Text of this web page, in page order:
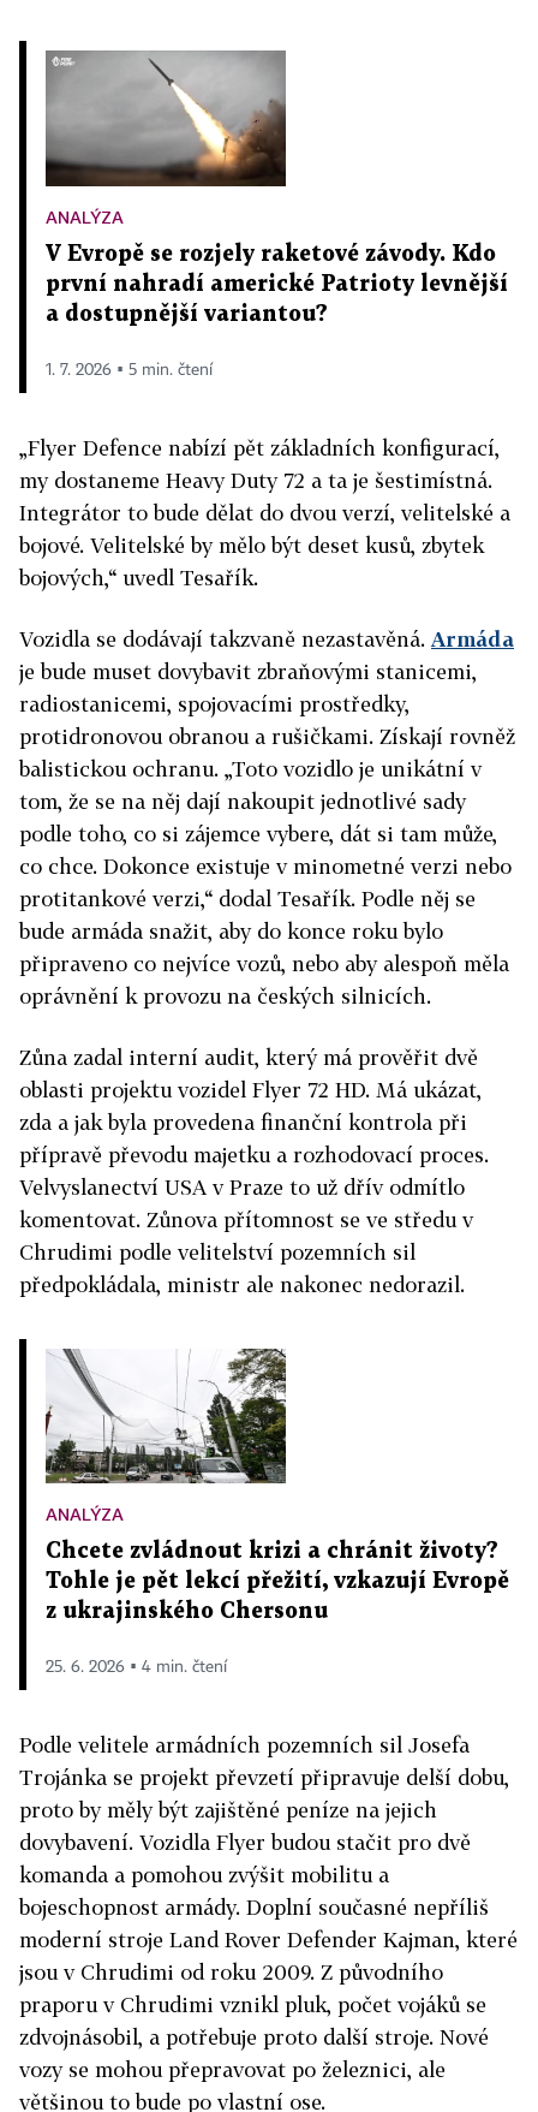
ANALÝZA
V Evropě se rozjely raketové závody. Kdo
první nahradí americké Patrioty levnější
a dostupnější variantou?
1. 7. 2026 ▪ 5 min. čtení
„Flyer Defence nabízí pět základních konfigurací,
my dostaneme Heavy Duty 72 a ta je šestimístná.
Integrátor to bude dělat do dvou verzí, velitelské a
bojové. Velitelské by mělo být deset kusů, zbytek
bojových,“ uvedl Tesařík.
Vozidla se dodávají takzvaně nezastavěná. Armáda
je bude muset dovybavit zbraňovými stanicemi,
radiostanicemi, spojovacími prostředky,
protidronovou obranou a rušičkami. Získají rovněž
balistickou ochranu. „Toto vozidlo je unikátní v
tom, že se na něj dají nakoupit jednotlivé sady
podle toho, co si zájemce vybere, dát si tam může,
co chce. Dokonce existuje v minometné verzi nebo
protitankové verzi,“ dodal Tesařík. Podle něj se
bude armáda snažit, aby do konce roku bylo
připraveno co nejvíce vozů, nebo aby alespoň měla
oprávnění k provozu na českých silnicích.
Zůna zadal interní audit, který má prověřit dvě
oblasti projektu vozidel Flyer 72 HD. Má ukázat,
zda a jak byla provedena finanční kontrola při
přípravě převodu majetku a rozhodovací proces.
Velvyslanectví USA v Praze to už dřív odmítlo
komentovat. Zůnova přítomnost se ve středu v
Chrudimi podle velitelství pozemních sil
předpokládala, ministr ale nakonec nedorazil.
ANALÝZA
Chcete zvládnout krizi a chránit životy?
Tohle je pět lekcí přežití, vzkazují Evropě
z ukrajinského Chersonu
25. 6. 2026 ▪ 4 min. čtení
Podle velitele armádních pozemních sil Josefa
Trojánka se projekt převzetí připravuje delší dobu,
proto by měly být zajištěné peníze na jejich
dovybavení. Vozidla Flyer budou stačit pro dvě
komanda a pomohou zvýšit mobilitu a
bojeschopnost armády. Doplní současné nepříliš
moderní stroje Land Rover Defender Kajman, které
jsou v Chrudimi od roku 2009. Z původního
praporu v Chrudimi vznikl pluk, počet vojáků se
zdvojnásobil, a potřebuje proto další stroje. Nové
vozy se mohou přepravovat po železnici, ale
většinou to bude po vlastní ose.